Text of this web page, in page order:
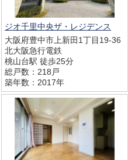
ジオ千里中央ザ・レジデンス
大阪府豊中市上新田1丁目19-36
北大阪急行電鉄
桃山台駅 徒歩25分
総戸数：218戸
築年数：2017年